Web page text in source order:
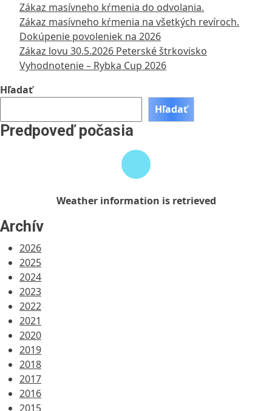
Zákaz masívneho kŕmenia do odvolania.
Zákaz masívneho kŕmenia na všetkých revíroch.
Dokúpenie povoleniek na 2026
Zákaz lovu 30.5.2026 Peterské štrkovisko
Vyhodnotenie – Rybka Cup 2026
Hľadať
Hľadať
Predpoveď počasia
Weather
information
retrieved
Weather information is retrieved
Archív
2026
2025
2024
2023
2022
2021
2020
2019
2018
2017
2016
2015